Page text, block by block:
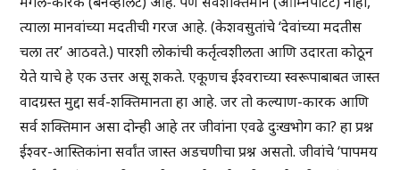
त्याला मानवांच्या मदतीची गरज आहे. (केशवसुतांचे ‘देवांच्या मदतीस
चला तर’ आठवते.) पारशी लोकांची कर्तृत्वशीलता आणि उदारता कोठून
येते याचे हे एक उत्तर असू शकते. एकूणच ईश्वराच्या स्वरूपाबाबत जास्त
वादग्रस्त मुद्दा सर्व-शक्तिमानता हा आहे. जर तो कल्याण-कारक आणि
सर्व शक्तिमान असा दोन्ही आहे तर जीवांना एवढे दुःखभोग का? हा प्रश्न
ईश्वर-आस्तिकांना सर्वांत जास्त अडचणीचा प्रश्न असतो. जीवांचे ‘पापमय